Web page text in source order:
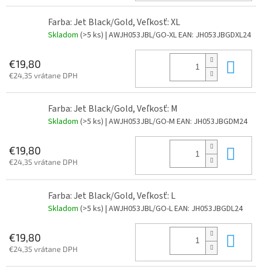
Farba: Jet Black/Gold, Veľkosť: XL
Skladom (>5 ks) | AWJH053JBL/GO-XLEAN: JH053JBGDXL24
€19,80
€24,35 vrátane DPH
Farba: Jet Black/Gold, Veľkosť: M
Skladom (>5 ks) | AWJH053JBL/GO-M EAN: JH053JBGDM24
€19,80
€24,35 vrátane DPH
Farba: Jet Black/Gold, Veľkosť: L
Skladom (>5 ks) | AWJH053JBL/GO-LEAN: JH053JBGDL24
€19,80
€24,35 vrátane DPH